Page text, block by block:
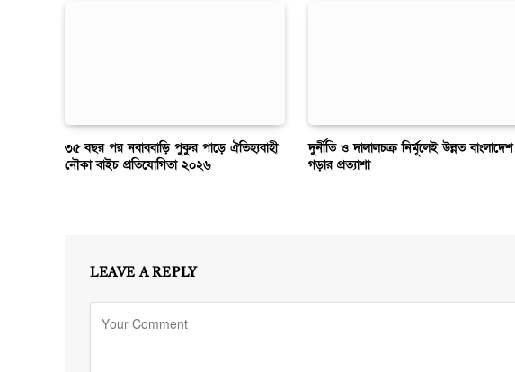
৩৫ বছর পর নবাববাড়ি পুকুর পাড়ে ঐতিহ্যবাহী
নৌকা বাইচ প্রতিযোগিতা ২০২৬
দুর্নীতি ও দালালচক্র নির্মূলেই উন্নত বাংলাদেশ
গড়ার প্রত্যাশা
LEAVE A REPLY